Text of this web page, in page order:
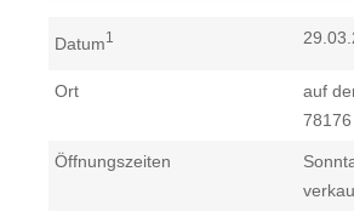
Datum1
Ort
auf
78176
Öffnungszeiten